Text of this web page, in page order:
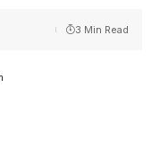
3 Min Read